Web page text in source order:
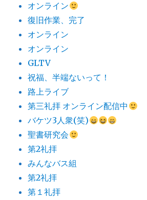
オンライン
復旧作業、完了
オンライン
オンライン
GLTV
祝福、半端ないって！
路上ライブ
第三礼拝 オンライン配信中
バケツ3人衆(笑)
聖書研究会
第2礼拝
みんなバス組
第2礼拝
第１礼拝